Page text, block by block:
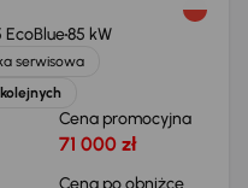
EcoBlue85 kW
serwisowa
Cena promocyjna
71 000 zł
Cena po obniżce